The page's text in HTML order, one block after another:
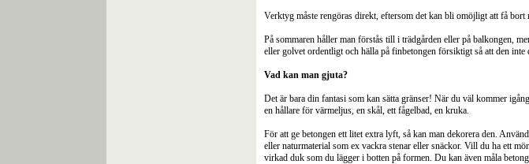
Verktyg måste rengöras direkt, eftersom det kan bli omöjligt att få
På sommaren håller man förstås till i trädgården eller på balkongen,
eller golvet ordentligt och hälla på finbetongen försiktigt så att den
Vad kan man gjuta?
Det är bara din fantasi som kan sätta gränser! När du väl kommer
en hållare för värmeljus, en skål, ett fågelbad, en kruka.
För att ge betongen ett litet extra lyft, så kan man dekorera den.
eller naturmaterial som ex vackra stenar eller snäckor. Vill du ha ett
virkad duk som du lägger i botten på formen. Du kan även måla